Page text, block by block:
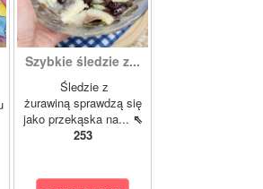
Szybkie śledzie z...
Śledzie z
żurawiną sprawdzą się
jako przekąska na... ⇖
253